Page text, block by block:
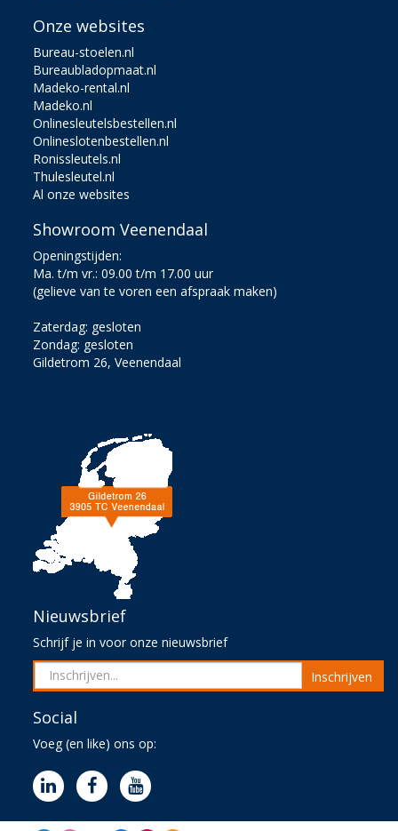
Onze websites
Bureau-stoelen.nl
Bureaubladopmaat.nl
Madeko-rental.nl
Madeko.nl
Onlinesleutelsbestellen.nl
Onlineslotenbestellen.nl
Ronissleutels.nl
Thulesleutel.nl
Al onze websites
Showroom Veenendaal
Openingstijden:
Ma. t/m vr.: 09.00 t/m 17.00 uur
(gelieve van te voren een afspraak maken)
Zaterdag: gesloten
Zondag: gesloten
Gildetrom 26, Veenendaal
Nieuwsbrief
Schrijf je in voor onze nieuwsbrief
Inschrijven
Social
Voeg (en like) ons op: